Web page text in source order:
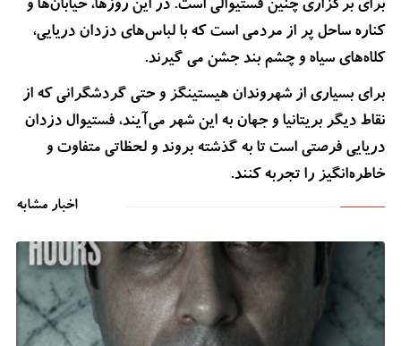
برای برگزاری چنین فستیوالی است. در این روزها، خیابان‌ها و
کناره ساحل پر از مردمی است که با لباس‌های دزدان دریایی،
کلاه‌های سیاه و چشم بند جشن می گیرند.
برای بسیاری از شهروندان هیستینگز و حتی گردشگرانی که از
نقاط دیگر بریتانیا و جهان به این شهر می‌آیند، فستیوال دزدان
دریایی فرصتی است تا به گذشته بروند و لحظاتی متفاوت و
خاطره‌انگیز را تجربه کنند.
اخبار مشابه